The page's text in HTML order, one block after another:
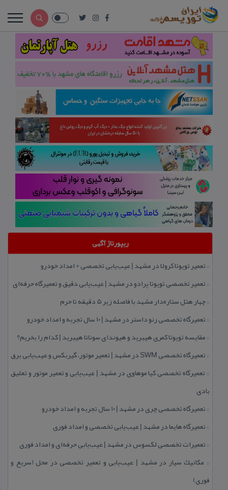
ریپورتاژ آگهی
:: تعمیر تویوتا كرولا در مشهد | عیب‌یابی تخصصی + امداد خودرو
:: تعمیر تخصصی تویوتا پرادو در مشهد | عیب‌یابی دقیق و تعمیرگاه حرفه‌ای
::چهار هتل‌ ستاره‌دار مشهد با فاصله زیر 5 دقیقه تا حرم
:: تعمیرگاه تخصصی رنو داستر در مشهد | ۱۰ سال تجربه و امداد خودرو
:: مقایسه تویوتا كمری هیبرید و هیوندای سوناتا هیبرید | كدام را بخریم؟
:: تعمیرگاه تخصصی SWM در مشهد | تعمیر موتور، گیربكس و عیب‌یابی برق
:: تعمیرگاه تخصصی كیا موهاوی در مشهد | عیب‌یابی و تعمیر موتور و تعلیق
بادی
:: تعمیرگاه تخصصی چری در مشهد | ۱۰ سال تجربه و امداد خودرو
:: تعمیرگاه هایما در مشهد | عیب‌یابی تخصصی و امداد فوری
:: تعمیرات تخصصی لكسوس در مشهد | عیب‌یابی حرفه‌ای و امداد فوری
:: مكانیك سیار در مشهد | عیب‌یابی و تعمیر تخصصی در محل (سریع و
فوری)